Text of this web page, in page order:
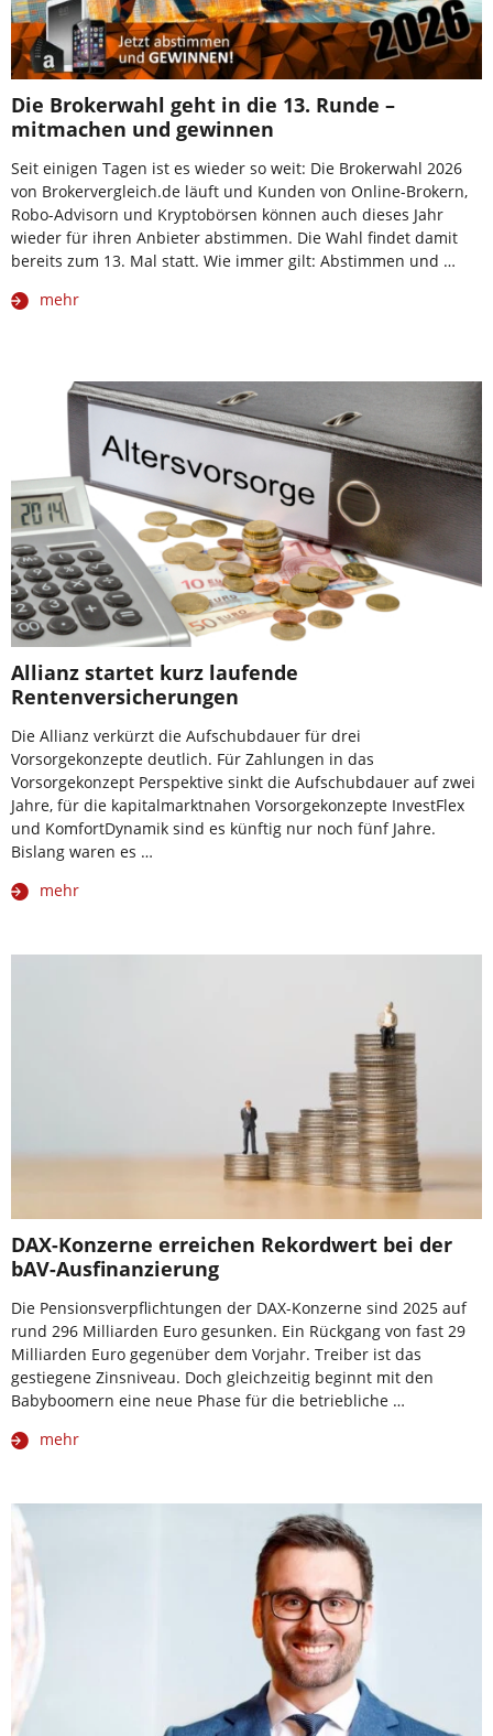
Die Brokerwahl geht in die 13. Runde –
mitmachen und gewinnen
Seit einigen Tagen ist es wieder so weit: Die Brokerwahl 2026
von Brokervergleich.de läuft und Kunden von Online-Brokern,
Robo-Advisorn und Kryptobörsen können auch dieses Jahr
wieder für ihren Anbieter abstimmen. Die Wahl findet damit
bereits zum 13. Mal statt. Wie immer gilt: Abstimmen und …
mehr
Allianz startet kurz laufende
Rentenversicherungen
Die Allianz verkürzt die Aufschubdauer für drei
Vorsorgekonzepte deutlich. Für Zahlungen in das
Vorsorgekonzept Perspektive sinkt die Aufschubdauer auf zwei
Jahre, für die kapitalmarktnahen Vorsorgekonzepte InvestFlex
und KomfortDynamik sind es künftig nur noch fünf Jahre.
Bislang waren es …
mehr
DAX-Konzerne erreichen Rekordwert bei der
bAV-Ausfinanzierung
Die Pensionsverpflichtungen der DAX-Konzerne sind 2025 auf
rund 296 Milliarden Euro gesunken. Ein Rückgang von fast 29
Milliarden Euro gegenüber dem Vorjahr. Treiber ist das
gestiegene Zinsniveau. Doch gleichzeitig beginnt mit den
Babyboomern eine neue Phase für die betriebliche …
mehr